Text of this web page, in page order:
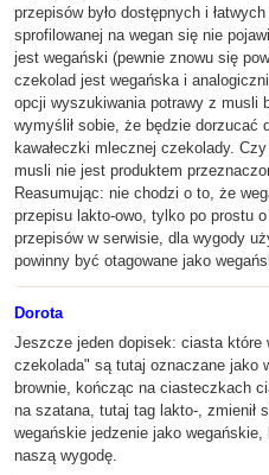
przepisów było dostępnych i
sprofilowanej na wegan się nie
jest wegański (pewnie znowu się
czekolad jest wegańska i
opcji wyszukiwania potrawy z musli
wymyślił sobie, że będzie dorzucać
kawałeczki mlecznej czekolady.
musli nie jest produktem
Reasumując: nie chodzi o to, że
przepisu lakto-owo, tylko po prostu
przepisów w serwisie, dla wygody
powinny być otagowane jako
Dorota
Jeszcze jeden dopisek: ciasta które
czekolada" są tutaj oznaczane jako
brownie, kończąc na ciasteczkach
na szatana, tutaj tag lakto-, zmienił
wegańskie jedzenie jako
naszą wygodę.